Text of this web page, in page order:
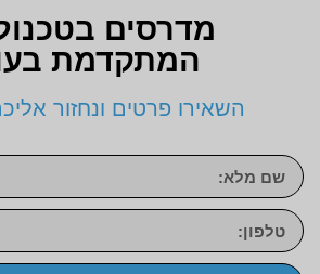
מדרסים
המתקדמת
השאירו פרטים ונחזור